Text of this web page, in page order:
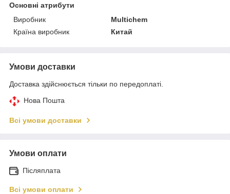
Основні атрибути
Виробник
Multichem
Країна виробник
Китай
Умови доставки
Доставка здійснюється тільки по передоплаті.
Нова Пошта
Всі умови доставки
Умови оплати
Післяплата
Всі умови оплати